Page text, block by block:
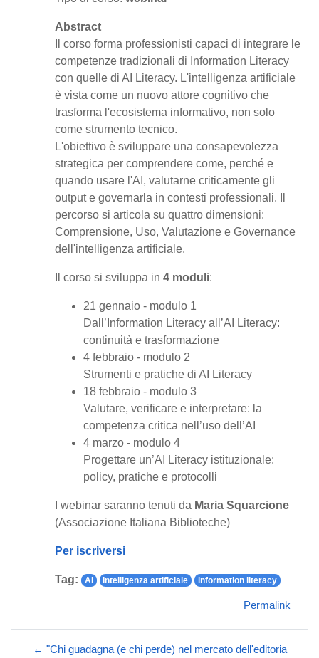
Abstract
Il corso forma professionisti capaci di integrare le
competenze tradizionali di Information Literacy
con quelle di AI Literacy. L'intelligenza artificiale
è vista come un nuovo attore cognitivo che
trasforma l'ecosistema informativo, non solo
come strumento tecnico.
L'obiettivo è sviluppare una consapevolezza
strategica per comprendere come, perché e
quando usare l'AI, valutarne criticamente gli
output e governarla in contesti professionali. Il
percorso si articola su quattro dimensioni:
Comprensione, Uso, Valutazione e Governance
dell'intelligenza artificiale.
Il corso si sviluppa in 4 moduli:
21 gennaio - modulo 1
Dall’Information Literacy all’AI Literacy:
continuità e trasformazione
4 febbraio - modulo 2
Strumenti e pratiche di AI Literacy
18 febbraio - modulo 3
Valutare, verificare e interpretare: la
competenza critica nell’uso dell’AI
4 marzo - modulo 4
Progettare un’AI Literacy istituzionale:
policy, pratiche e protocolli
I webinar saranno tenuti da Maria Squarcione
(Associazione Italiana Biblioteche)
Per iscriversi
Tag: AI Intelligenza artificiale information literacy
Permalink
← "Chi guadagna (e chi perde) nel mercato dell'editoria